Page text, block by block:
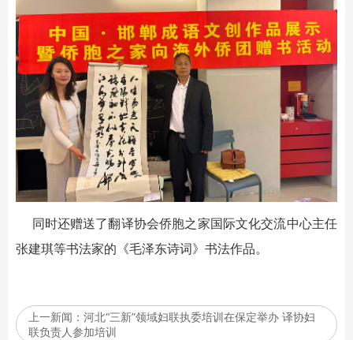
同时还赠送了翻译协会侨胞之家国际文化交流中心主任
张建琪等书法家的《毛泽东诗词》书法作品。
上一新闻： 河北“三新”领域妇联执委培训在保定举办 译协妇
联负责人参加培训